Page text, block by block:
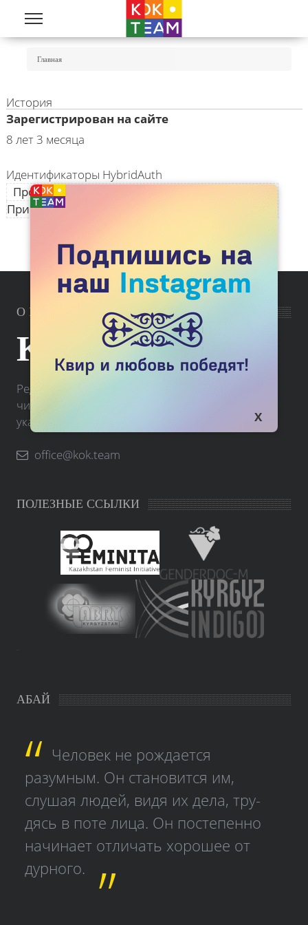
Перейти к основному содержанию
Главная
История
Зарегистрирован на сайте
8 лет 3 месяца
Идентификаторы HybridAuth
Провайдер идентификации
Присоединённые личные данные отсутствуют.
О РЕДАКЦИИ
KOK.TEAM
Редакция портала Kok.team принимает письма
читателей. Вы можете связаться с нами по
указанному ниже электронному адресу.
office@kok.team
ПОЛЕЗНЫЕ ССЫЛКИ
АБАЙ
Человек не рождается
разумным. Он становится им,
слушая людей, видя их дела, тру­
дясь в поте лица. Он постепенно
начинает отличать хорошее от
дурного.